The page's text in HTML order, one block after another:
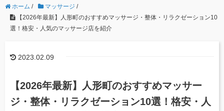
ホーム / マッサージ /
【2026年最新】人形町のおすすめマッサージ・整体・リラクゼーション10
選！格安・人気のマッサージ店を紹介
2023.02.09
【2026年最新】人形町のおすすめマッサー
ジ・整体・リラクゼーション10選！格安・人